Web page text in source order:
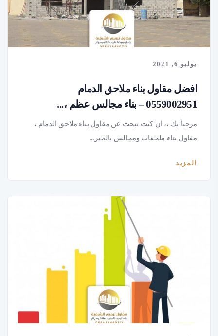
يوليو 6, 2021
افضل مقاول بناء ملاحق الدمام
0559002951 – بناء مجالس عظم ،...
مرحباً بك ،، ان كنت تبحث عن مقاول بناء ملاحق الدمام ،
مقاول بناء ملحقات ومجالس بالخبر...
المزيد